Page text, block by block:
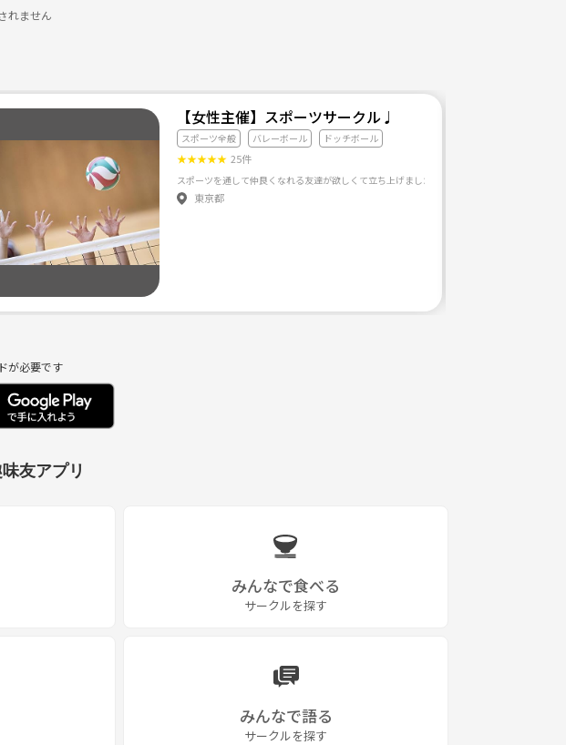
安心かと思います。またマスク等十分気を付けて活動しております。
れません
【女性主催】スポーツサークル♩
スポーツ全般 バレーボール ドッチボール
★★★★★ 25件
東京都
が必要です
友アプリ
みんなで食べる
サークルを探す
みんなで語る
サークルを探す